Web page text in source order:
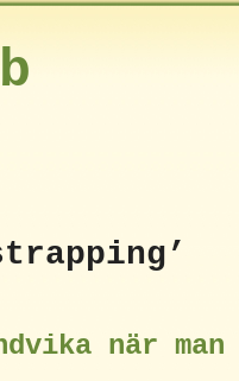
när